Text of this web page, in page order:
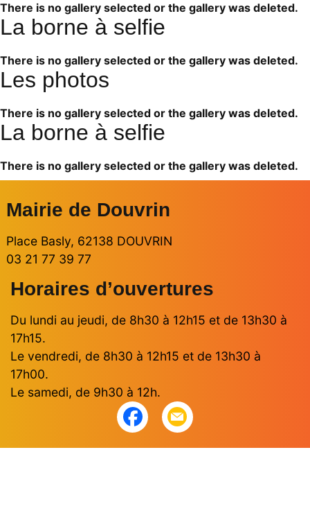
There is no gallery selected or the gallery was deleted.
La borne à selfie
There is no gallery selected or the gallery was deleted.
Les photos
There is no gallery selected or the gallery was deleted.
La borne à selfie
There is no gallery selected or the gallery was deleted.
Mairie de Douvrin
Place Basly, 62138 DOUVRIN
03 21 77 39 77
Horaires d’ouvertures
Du lundi au jeudi, de 8h30 à 12h15 et de 13h30 à
17h15.
Le vendredi, de 8h30 à 12h15 et de 13h30 à
17h00.
Le samedi, de 9h30 à 12h.